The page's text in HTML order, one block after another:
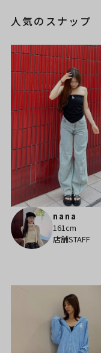
人気のスナップ
nana
161cm
店舗STAFF